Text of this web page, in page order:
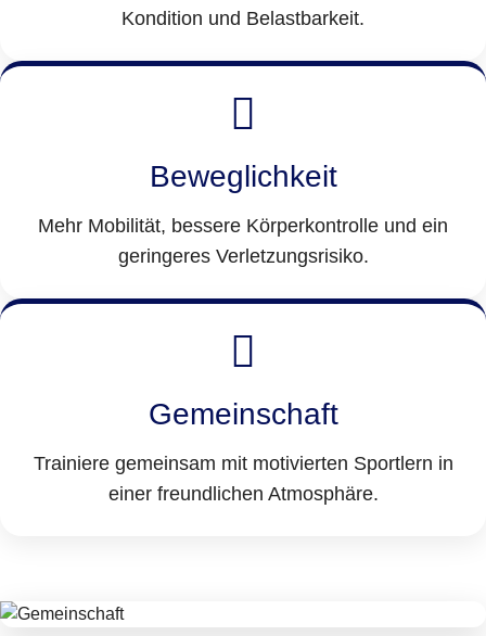
Kondition und Belastbarkeit.
Beweglichkeit
Mehr Mobilität, bessere Körperkontrolle und ein
geringeres Verletzungsrisiko.
Gemeinschaft
Trainiere gemeinsam mit motivierten Sportlern in
einer freundlichen Atmosphäre.